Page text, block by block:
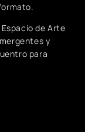
de Arte
y
para